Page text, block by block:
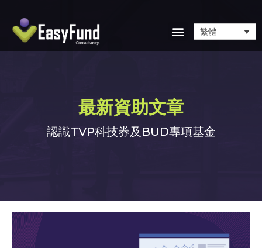
繁體
最新資助文章
認識TVP科技券及BUD專項基金